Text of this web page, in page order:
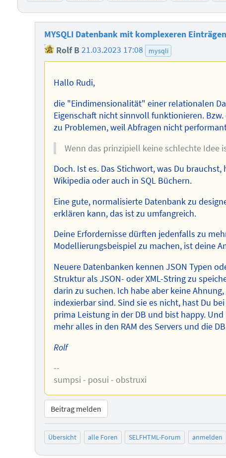
MYSQLI Datenbank mit komplexeren
Rolf B21.03.2023 17:08 mysqli
Hallo Rudi,
die "Eindimensionalität" einer relationalen
Eigenschaft nicht sinnvoll funktionieren.
zu Problemen, weil Abfragen nicht
Wenn das prinzipiell keine schlechte Idee
Doch. Ist es. Das Stichwort, was Du
Wikipedia oder auch in SQL Büchern.
Eine gute, normalisierte Datenbank zu
erklären kann, das ist zu umfangreich.
Deine Erfordernisse dürften jedenfalls zu
Modellierungsbeispiel zu machen, ist deine
Neuere Datenbanken kennen JSON Typen
Struktur als JSON- oder XML-String zu
darin zu suchen. Ich habe aber keine
indexierbar sind. Sind sie es nicht, hast Du
prima Leistung in der DB und bist happy.
mehr alles in den RAM des Servers und die
Rolf
--
sumpsi - posui - obstruxi
Beitrag melden
Übersicht alle Foren SELFHTML-Forum anmelden